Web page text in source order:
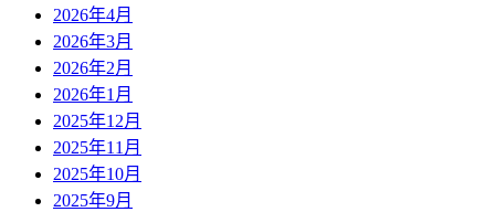
2026年4月
2026年3月
2026年2月
2026年1月
2025年12月
2025年11月
2025年10月
2025年9月